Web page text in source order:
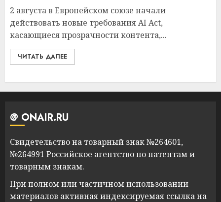
2 августа в Европейском союзе начали
действовать новые требования AI Act,
касающиеся прозрачности контента,...
ЧИТАТЬ ДАЛЕЕ
@ ONAIR.RU
Свидетельство на товарный знак №264601,
№264991 Российское агентство по патентам и
товарным знакам.
При полном или частичном использовании
материалов активная индексируемая ссылка на